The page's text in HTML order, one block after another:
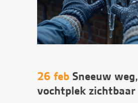
26 feb Sneeuw weg,
vochtplek zichtbaar